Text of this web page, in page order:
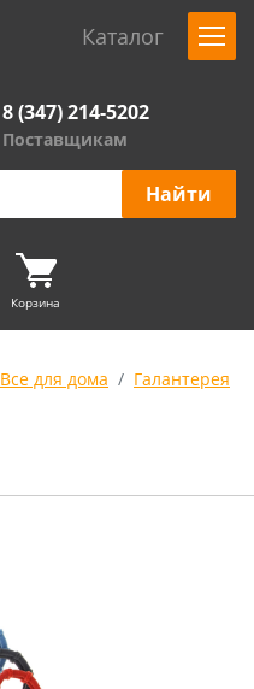
Каталог
8 (347) 214-5202
Поставщикам
Корзина
Все для дома
Галантерея